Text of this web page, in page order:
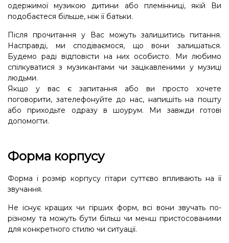
одержимої музикою дитини або племінниці, якій Ви
подобаєтеся більше, ніж її батьки.
Після прочитання у Вас можуть залишитись питання.
Насправді, ми сподіваємося, що вони залишаться.
Будемо раді відповісти на них особисто. Ми любимо
спілкуватися з музикантами чи зацікавленими у музиці
людьми.
Якщо у вас є запитання або ви просто хочете
поговорити, зателефонуйте до нас, напишіть на пошту
або приходьте одразу в шоурум. Ми завжди готові
допомогти.
Форма корпусу
Форма і розмір корпусу гітари суттєво впливають на її
звучання.
Не існує кращих чи гірших форм, всі вони звучать по-
різному та можуть бути більш чи менш пристосованими
для конкретного стилю чи ситуації.